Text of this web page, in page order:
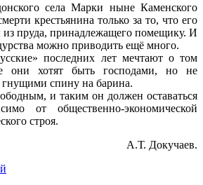
села Марки ныне Каменского
крестьянина только за то, что его
из пруда, принадлежащего помещику. И
можно приводить ещё много.
последних лет мечтают о том
они хотят быть господами, но не
спину на барина.
и таким он должен оставаться
от общественно-экономической
строя.
А.Т. Докучаев.